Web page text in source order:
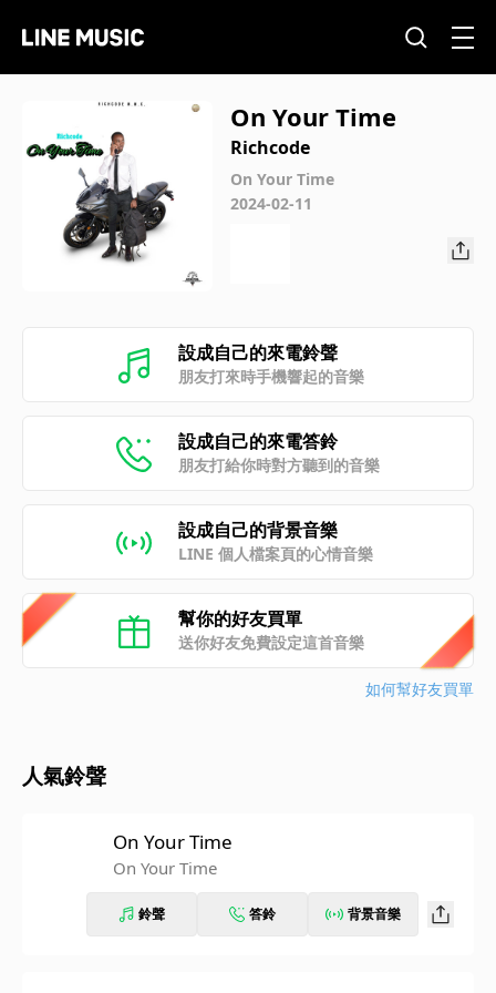
On Your Time
Richcode
On Your Time
2024-02-11
設成自己的來電鈴聲
朋友打來時手機響起的音樂
設成自己的來電答鈴
朋友打給你時對方聽到的音樂
設成自己的背景音樂
LINE 個人檔案頁的心情音樂
幫你的好友買單
送你好友免費設定這首音樂
如何幫好友買單
人氣鈴聲
On Your Time
On Your Time
鈴聲 答鈴 背景音樂